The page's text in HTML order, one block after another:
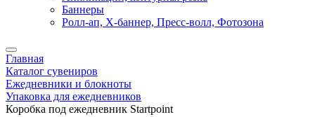
Баннеры
Ролл-ап, X-баннер, Пресс-волл, Фотозона
Главная
Каталог сувениров
Ежедневники и блокноты
Упаковка для ежедневников
Коробка под ежедневник Startpoint